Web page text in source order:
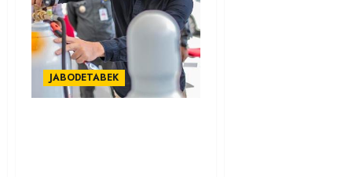
JABODETABEK